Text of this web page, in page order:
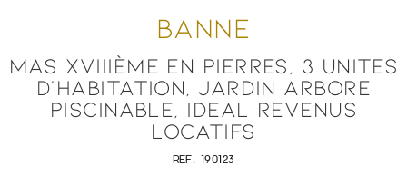
BANNE
MAS XVIIIÈME EN PIERRES, 3 UNITES
D'HABITATION, JARDIN ARBORE
PISCINABLE, IDEAL REVENUS
LOCATIFS
REF. 190123